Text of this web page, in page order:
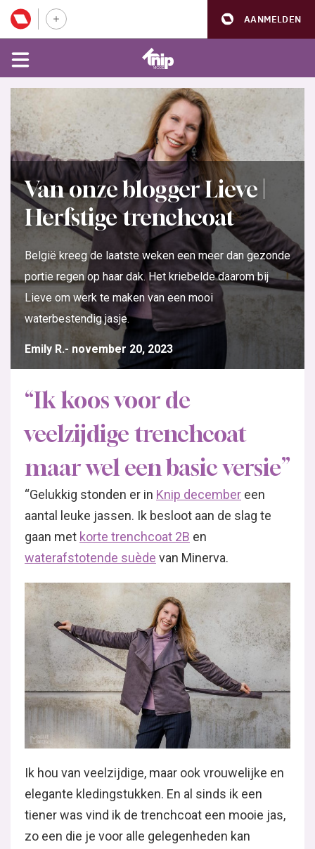
AANMELDEN
Van onze blogger Lieve |
Herfstige trenchcoat
België kreeg de laatste weken een meer dan gezonde
portie regen op haar dak. Het kriebelde daarom bij
Lieve om werk te maken van een mooi
waterbestendig jasje.
Emily R. november 20, 2023
“Ik koos voor de
veelzijdige trenchcoat
maar wel een basic versie”
“Gelukkig stonden er in Knip december een
aantal leuke jassen. Ik besloot aan de slag te
gaan met korte trenchcoat 2B en
waterafstotende suède van Minerva.
Ik hou van veelzijdige, maar ook vrouwelijke en
elegante kledingstukken. En al sinds ik een
tiener was vind ik de trenchcoat een mooie jas,
zo een die je voor alle gelegenheden kan